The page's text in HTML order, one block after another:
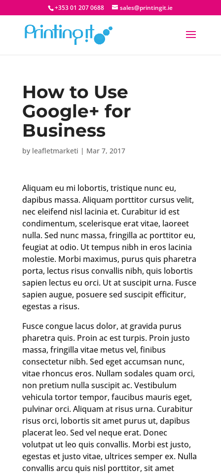
+353 01 207 0688 sales@printingit.ie
How to Use
Google+ for
Business
by leafletmarketi | Mar 7, 2017
Aliquam eu mi lobortis, tristique nunc eu,
dapibus massa. Aliquam porttitor cursus velit,
nec eleifend nisl lacinia et. Curabitur id est
condimentum, scelerisque erat vitae, laoreet
nulla. Sed nunc massa, fringilla ac porttitor eu,
feugiat at odio. Ut tempus nibh in eros lacinia
molestie. Morbi maximus, purus quis pharetra
porta, lectus risus convallis nibh, quis lobortis
sapien lectus eu orci. Ut at suscipit urna. Fusce
sapien augue, posuere sed suscipit efficitur,
egestas a risus.
Fusce congue lacus dolor, at gravida purus
pharetra quis. Proin ac est turpis. Proin justo
massa, fringilla vitae metus vel, finibus
consectetur nibh. Sed eget accumsan nunc,
vitae rhoncus eros. Nullam sodales quam orci,
non pretium nulla suscipit ac. Vestibulum
vehicula tortor tempor, faucibus mauris eget,
pulvinar orci. Aliquam at risus urna. Curabitur
risus orci, lobortis sit amet purus ut, dapibus
placerat leo. Sed vel neque erat. Donec
volutpat ut leo quis convallis. Morbi est justo,
egestas et justo vitae, ultrices semper ex. Nulla
convallis arcu quis nisl porttitor, sit amet